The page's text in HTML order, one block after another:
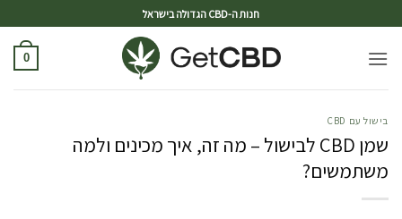
חנות ה-CBD הגדולה בישראל
0
בישול עם CBD
שמן CBD לבישול – מה זה, איך מכינים ולמה
משתמשים?